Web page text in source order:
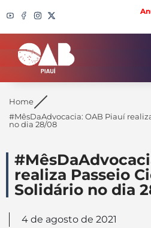
Search
Home
#MêsDaAdvocacia: OAB Piauí
no dia 28/08
realiza Passeio
Solidário no dia
4 de agosto de 2021